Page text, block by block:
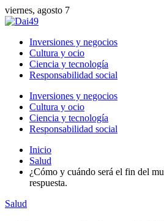
viernes, agosto 7
Inversiones y negocios
Cultura y ocio
Ciencia y tecnología
Responsabilidad social
Inversiones y negocios
Cultura y ocio
Ciencia y tecnología
Responsabilidad social
Inicio
Salud
¿Cómo y cuándo será el fin del
respuesta.
Salud